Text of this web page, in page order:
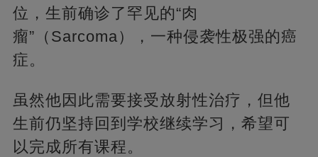
位，生前确诊了罕见的“肉
瘤”（Sarcoma），一种侵袭性极强的癌
症。
虽然他因此需要接受放射性治疗，但他
生前仍坚持回到学校继续学习，希望可
以完成所有课程。